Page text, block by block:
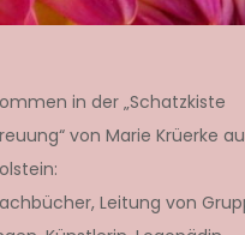
in der „Schatzkiste
von Marie Krüerke
Leitung von